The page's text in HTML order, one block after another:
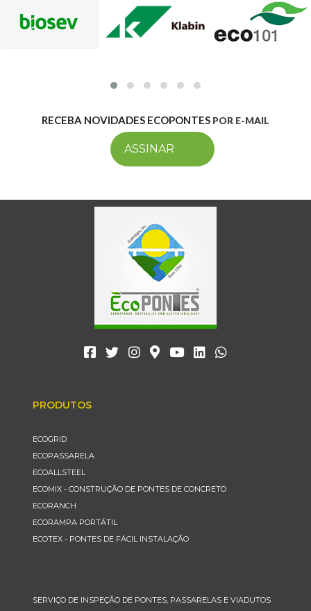
RECEBA NOVIDADES ECOPONTES POR E-MAIL
ASSINAR
PRODUTOS
ECOGRID
ECOPASSARELA
ECOALLSTEEL
ECOMIX - CONSTRUÇÃO DE PONTES DE CONCRETO
ECORANCH
ECORAMPA PORTÁTIL
ECOTEX - PONTES DE FÁCIL INSTALAÇÃO
SERVIÇO DE INSPEÇÃO DE PONTES, PASSARELAS E VIADUTOS